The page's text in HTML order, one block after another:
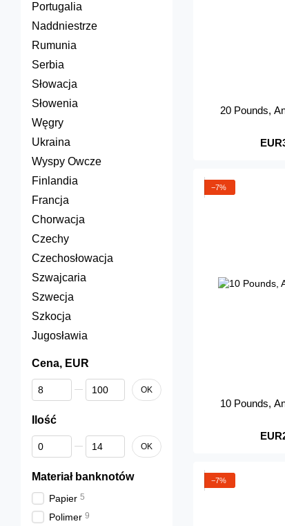
20 Pounds,
−7%
10 Pounds,
−7%
Portugalia
Naddniestrze
Rumunia
Serbia
Słowacja
Słowenia
Węgry
Ukraina
Wyspy Owcze
Finlandia
Francja
Chorwacja
Czechy
Czechosłowacja
Szwajcaria
Szwecja
Szkocja
Jugosławia
Cena, EUR
Od Cena, EUR
Do Cena, EUR OK
Ilość
Od Ilość
Do Ilość OK
Materiał banknotów
Papier 5
Polimer 9